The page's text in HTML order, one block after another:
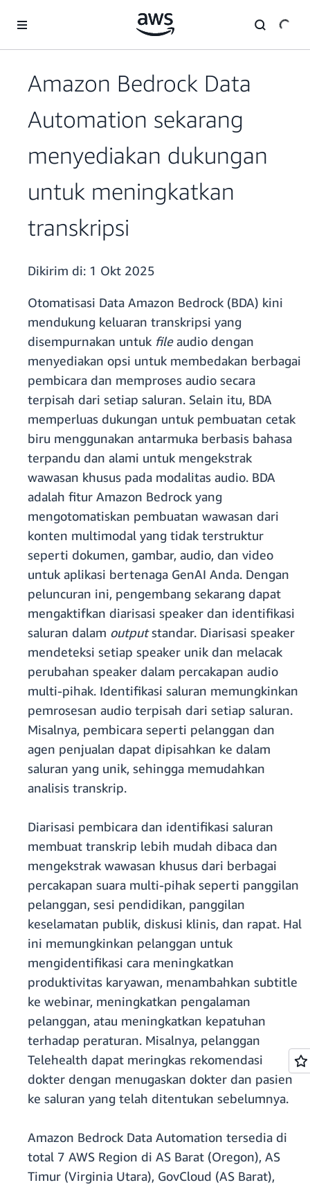
Amazon Bedrock Data
Automation sekarang
menyediakan dukungan
untuk meningkatkan
transkripsi
Dikirim di: 1 Okt 2025
Otomatisasi Data Amazon Bedrock (BDA) kini
mendukung keluaran transkripsi yang
disempurnakan untuk fileaudio dengan
menyediakan opsi untuk membedakan berbagai
pembicara dan memproses audio secara
terpisah dari setiap saluran. Selain itu, BDA
memperluas dukungan untuk pembuatan cetak
biru menggunakan antarmuka berbasis bahasa
terpandu dan alami untuk mengekstrak
wawasan khusus pada modalitas audio. BDA
adalah fitur Amazon Bedrock yang
mengotomatiskan pembuatan wawasan dari
konten multimodal yang tidak terstruktur
seperti dokumen, gambar, audio, dan video
untuk aplikasi bertenaga GenAI Anda. Dengan
peluncuran ini, pengembang sekarang dapat
mengaktifkan diarisasi speaker dan identifikasi
saluran dalam outputstandar. Diarisasi speaker
mendeteksi setiap speaker unik dan melacak
perubahan speaker dalam percakapan audio
multi-pihak. Identifikasi saluran memungkinkan
pemrosesan audio terpisah dari setiap saluran.
Misalnya, pembicara seperti pelanggan dan
agen penjualan dapat dipisahkan ke dalam
saluran yang unik, sehingga memudahkan
analisis transkrip.
Diarisasi pembicara dan identifikasi saluran
membuat transkrip lebih mudah dibaca dan
mengekstrak wawasan khusus dari berbagai
percakapan suara multi-pihak seperti panggilan
pelanggan, sesi pendidikan, panggilan
keselamatan publik, diskusi klinis, dan rapat. Hal
ini memungkinkan pelanggan untuk
mengidentifikasi cara meningkatkan
produktivitas karyawan, menambahkan subtitle
ke webinar, meningkatkan pengalaman
pelanggan, atau meningkatkan kepatuhan
terhadap peraturan. Misalnya, pelanggan
Telehealth dapat meringkas rekomendasi
dokter dengan menugaskan dokter dan pasien
ke saluran yang telah ditentukan sebelumnya.
Amazon Bedrock Data Automation tersedia di
total 7 AWS Region di AS Barat (Oregon), AS
Timur (Virginia Utara), GovCloud (AS Barat),